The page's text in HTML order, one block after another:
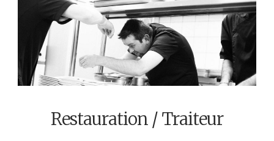
Restauration / Traiteur